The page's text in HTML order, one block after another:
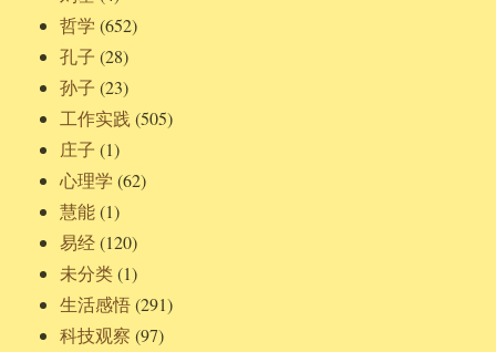
哲学 (652)
孔子 (28)
孙子 (23)
工作实践 (505)
庄子 (1)
心理学 (62)
慧能(1)
易经(120)
未分类(1)
生活感悟(291)
科技观察 (97)